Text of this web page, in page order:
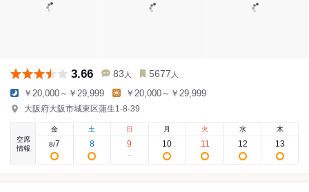
3.66 83 人 5677 人
￥20,000～￥29,999 ￥20,000～￥29,999
大阪府大阪市城東区蒲生1-8-39
空席
情報
金
8/7
土
8
日
9
月
10
火
11
水
12
木
13